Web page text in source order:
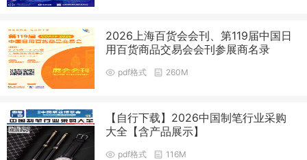
2026上海百货会会刊、第119届中国日
用百货商品交易会会刊参展商名录
pdf格式 260M
【自行下载】2026中国制笔行业采购
大全【含产品展示】
pdf格式 116M